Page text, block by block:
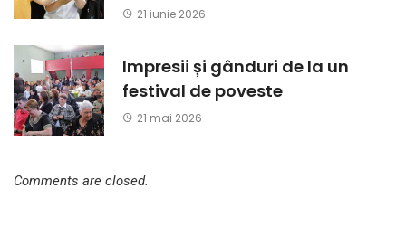
21 iunie 2026
Impresii și gânduri de la un
festival de poveste
21 mai 2026
Comments are closed.